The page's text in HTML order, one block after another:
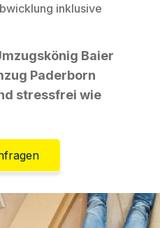
inklusive
Baier
Paderborn
stressfrei wie